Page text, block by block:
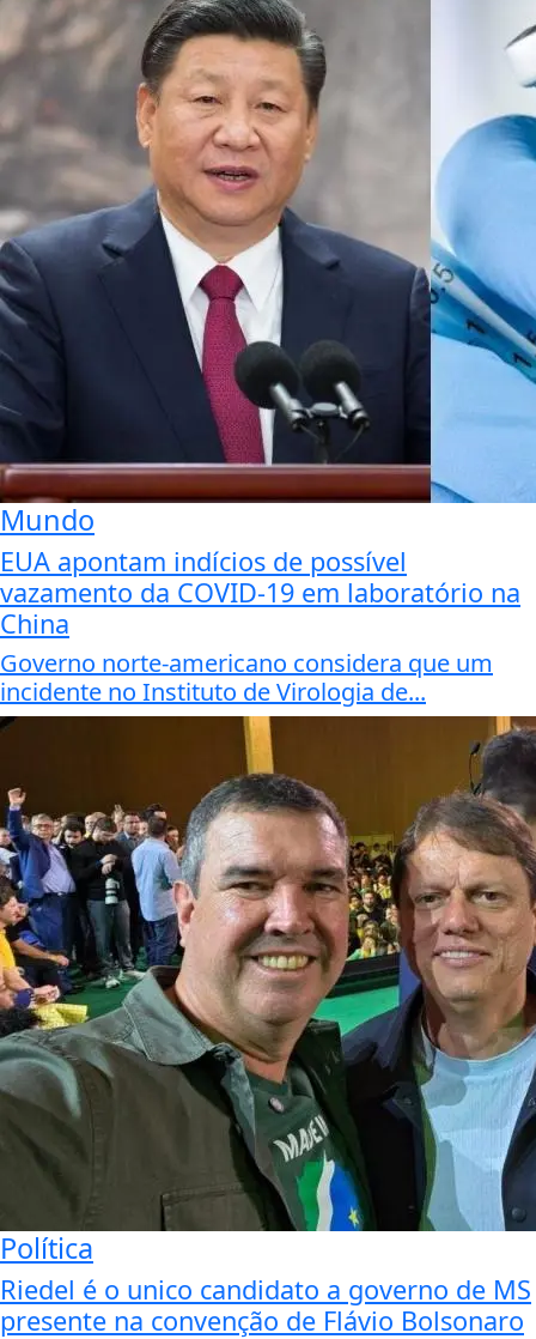
Mundo
EUA apontam indícios de possível
vazamento da COVID-19 em laboratório na
China
Governo norte-americano considera que um
incidente no Instituto de Virologia de...
Política
Riedel é o unico candidato a governo de MS
presente na convenção de Flávio Bolsonaro